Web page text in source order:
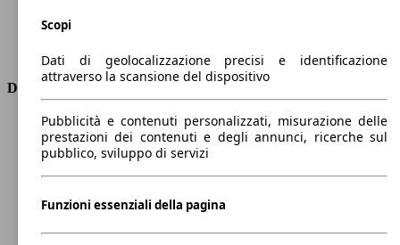
Trasmissione
Dimensioni
Lunghezza
4300 mm
Altezza
1530 mm
Larghezza
Peso massimo
1715 kg
Scopi
Dati di geolocalizzazione precisi e identificazione
attraverso la scansione del dispositivo
Pubblicità e contenuti personalizzati, misurazione delle
prestazioni dei contenuti e degli annunci, ricerche sul
pubblico, sviluppo di servizi
Funzioni essenziali della pagina